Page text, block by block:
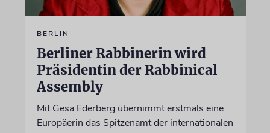
BERLIN
Berliner Rabbinerin wird
Präsidentin der Rabbinical
Assembly
Mit Gesa Ederberg übernimmt erstmals eine
Europäerin das Spitzenamt der internationalen